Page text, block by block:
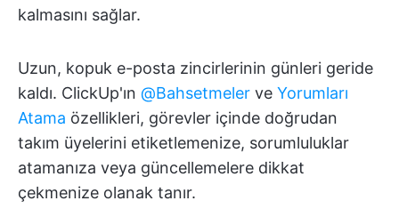
kalmasını sağlar.
Uzun, kopuk e-posta zincirlerinin günleri geride
kaldı. ClickUp'ın @Bahsetmeler ve Yorumları
Atama özellikleri, görevler içinde doğrudan
takım üyelerini etiketlemenize, sorumluluklar
atamanıza veya güncellemelere dikkat
çekmenize olanak tanır.